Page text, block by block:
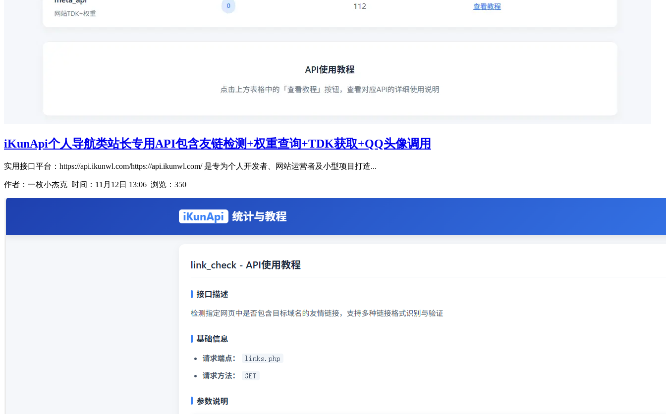
iKunApi个人导航类站长专用API包含友链检测+权重查询+TDK获取+QQ头像调用
实用接口平台：https://api.ikunwl.com/https://api.ikunwl.com/ 是专为个人开发者、网站运营者及小型项目打造...
作者：一枚小杰克 时间： 11月12日 13:06 浏览：350